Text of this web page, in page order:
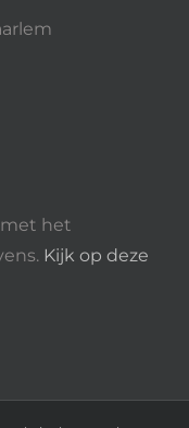
het
Kijk op deze